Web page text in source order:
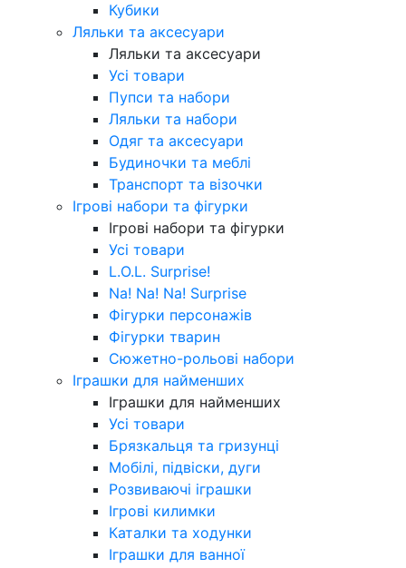
Кубики
Ляльки та аксесуари
Ляльки та аксесуари
Усі товари
Пупси та набори
Ляльки та набори
Одяг та аксесуари
Будиночки та меблі
Транспорт та візочки
Ігрові набори та фігурки
Ігрові набори та фігурки
Усі товари
L.O.L. Surprise!
Na! Na! Na! Surprise
Фігурки персонажів
Фігурки тварин
Сюжетно-рольові набори
Іграшки для найменших
Іграшки для найменших
Усі товари
Брязкальця та гризунці
Мобілі, підвіски, дуги
Розвиваючі іграшки
Ігрові килимки
Каталки та ходунки
Іграшки для ванної